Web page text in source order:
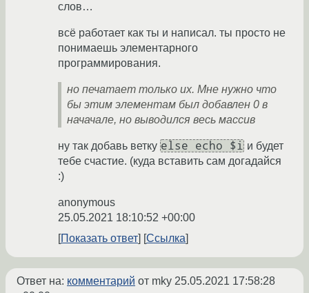
слов…
всё работает как ты и написал. ты просто не
понимаешь элементарного
программирования.
но печатает только их. Мне нужно что
бы этим элементам был добавлен 0 в
начачале, но выводился весь массив
ну так добавь ветку else echo $i и будет
тебе счастие. (куда вставить сам догадайся
:)
anonymous
25.05.2021 18:10:52 +00:00
Показать ответ
Ссылка
Ответ на: комментарий от mky 25.05.2021 17:58:28